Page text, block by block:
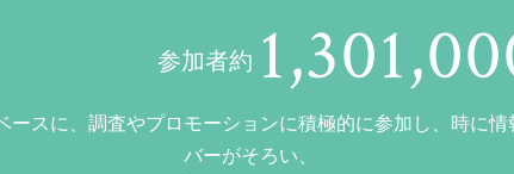
参加者約
ースに、調査やプロモーションに積極的に参加し、時に
バーがそろい、